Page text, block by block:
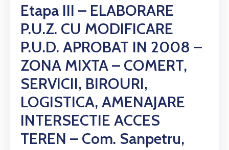
Etapa III – ELABORARE
P.U.Z. CU MODIFICARE
P.U.D. APROBAT IN 2008 –
ZONA MIXTA – COMERT,
SERVICII, BIROURI,
LOGISTICA, AMENAJARE
INTERSECTIE ACCES
TEREN – Com. Sanpetru,